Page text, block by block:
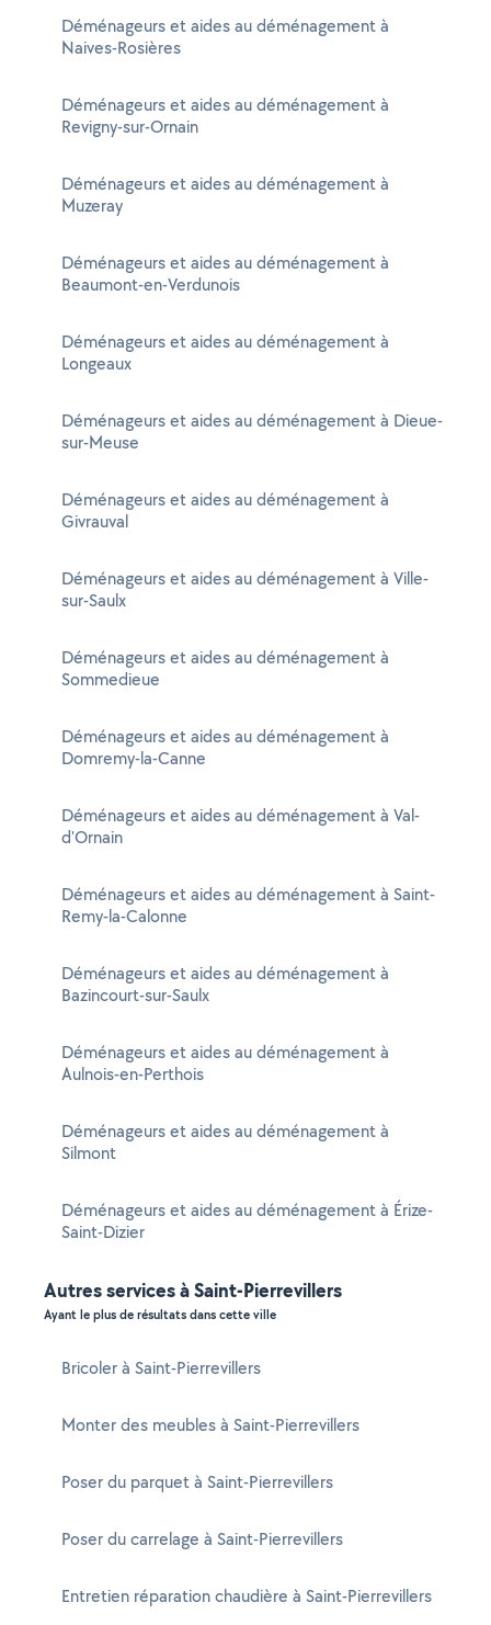
Déménageurs et aides au déménagement à
Naives-Rosières
Déménageurs et aides au déménagement à
Revigny-sur-Ornain
Déménageurs et aides au déménagement à
Muzeray
Déménageurs et aides au déménagement à
Beaumont-en-Verdunois
Déménageurs et aides au déménagement à
Longeaux
Déménageurs et aides au déménagement à Dieue-
sur-Meuse
Déménageurs et aides au déménagement à
Givrauval
Déménageurs et aides au déménagement à Ville-
sur-Saulx
Déménageurs et aides au déménagement à
Sommedieue
Déménageurs et aides au déménagement à
Domremy-la-Canne
Déménageurs et aides au déménagement à Val-
d'Ornain
Déménageurs et aides au déménagement à Saint-
Remy-la-Calonne
Déménageurs et aides au déménagement à
Bazincourt-sur-Saulx
Déménageurs et aides au déménagement à
Aulnois-en-Perthois
Déménageurs et aides au déménagement à
Silmont
Déménageurs et aides au déménagement à Érize-
Saint-Dizier
Autres services à Saint-Pierrevillers
Ayant le plus de résultats dans cette ville
Bricoler à Saint-Pierrevillers
Monter des meubles à Saint-Pierrevillers
Poser du parquet à Saint-Pierrevillers
Poser du carrelage à Saint-Pierrevillers
Entretien réparation chaudière à Saint-Pierrevillers